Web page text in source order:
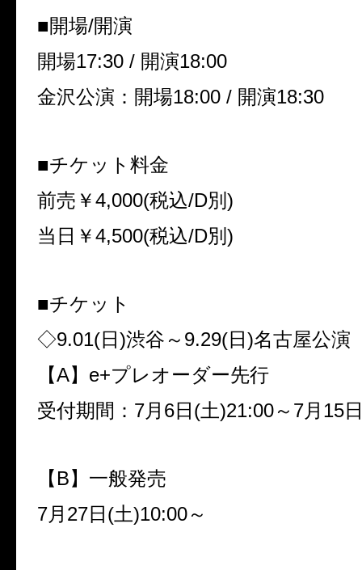
■開場/開演
開場17:30 / 開演18:00
金沢公演：開場18:00 / 開演18:30
■チケット料金
前売￥4,000(税込/D別 )
当日￥4,500(税込/D別 )
■チケット
◇9.01(日 )渋谷～ 9.29(日 )名古屋公演
【A】 e+プレオーダー先行
受付期間： 7月 6日 (土)21:00～ 7月 15
【 B】一般発売
7月 27日 (土)10:00～